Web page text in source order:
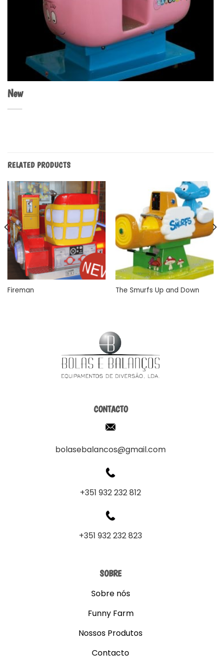
New
RELATED PRODUCTS
Fireman The Smurfs Up and Down
CONTACTO
bolasebalancos@gmail.com
+351 932 232 812
+351 932 232 823
SOBRE
Sobre nós
Funny Farm
Nossos Produtos
Contacto